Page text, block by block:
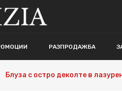
РАЗПРОДАЖБА
Блуза с остро деколте в